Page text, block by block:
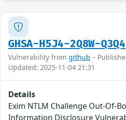
GHSA-H5J4-2Q8W-Q3Q4
Vulnerability from github –
Updated: 2025-11-04 21:31
Details
Exim NTLM Challenge Out-Of-
Information Disclosure